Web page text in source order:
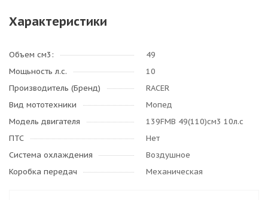
Характеристики
Объем см3:
49
Мощьность л.с.
10
Производитель (Бренд)
RACER
Вид мототехники
Мопед
Модель двигателя
139FMB 49(110)см3 10л.с
ПТС
Нет
Система охлаждения
Воздушное
Коробка передач
Механическая